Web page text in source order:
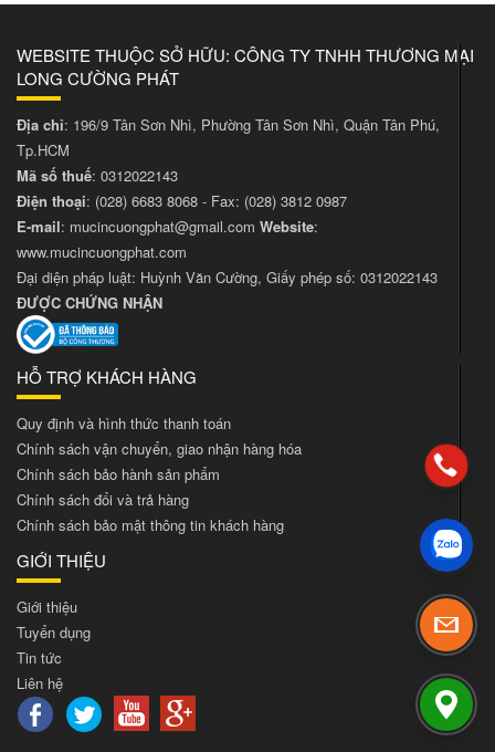
WEBSITE THUỘC SỞ HỮU: CÔNG TY TNHH THƯƠNG MẠI
LONG CƯỜNG PHÁT
Địa chỉ: 196/9 Tân Sơn Nhì, Phường Tân Sơn Nhì, Quận Tân Phú,
Tp.HCM
Mã số thuế: 0312022143
Điện thoại: (028) 6683 8068 - Fax: (028) 3812 0987
E-mail: mucincuongphat@gmail.com Website:
www.mucincuongphat.com
Đại diện pháp luật: Huỳnh Văn Cường, Giấy phép số: 0312022143
ĐƯỢC CHỨNG NHẬN
HỖ TRỢ KHÁCH HÀNG
Quy định và hình thức thanh toán
Chính sách vận chuyển, giao nhận hàng hóa
Chính sách bảo hành sản phẩm
Chính sách đổi và trả hàng
Chính sách bảo mật thông tin khách hàng
GIỚI THIỆU
Giới thiệu
Tuyển dụng
Tin tức
Liên hệ